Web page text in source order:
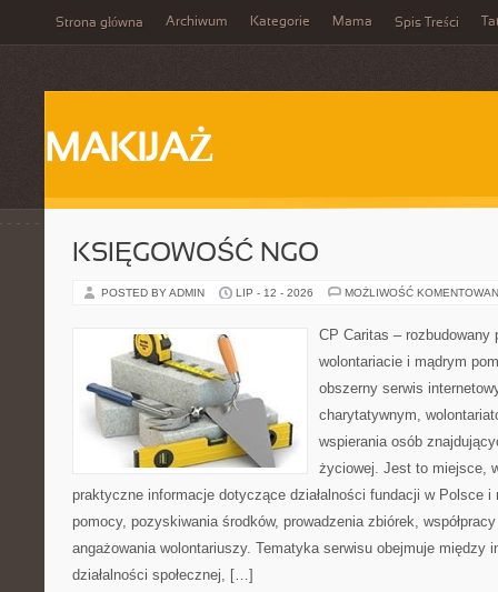
Strona główna Archiwum Kategorie Mama Spis Treści
MAKIJAŻ
KSIĘGOWOŚĆ NGO
POSTED BY ADMIN LIP - 12 - 2026 MOŻLIWOŚĆ
CP Caritas – rozbudowany
wolontariacie i mądrym
obszerny serwis
charytatywnym,
wspierania osób
życiowej. Jest to miejsce,
praktyczne informacje dotyczące działalności fundacji w Polsce i
pomocy, pozyskiwania środków, prowadzenia zbiórek,
angażowania wolontariuszy. Tematyka serwisu obejmuje między
działalności społecznej, […]